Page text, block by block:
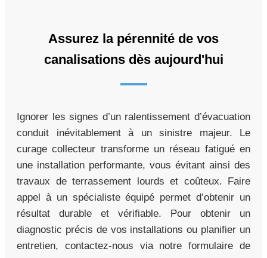
Assurez la pérennité de vos
canalisations dès aujourd'hui
Ignorer les signes d’un ralentissement d’évacuation
conduit inévitablement à un sinistre majeur. Le
curage collecteur transforme un réseau fatigué en
une installation performante, vous évitant ainsi des
travaux de terrassement lourds et coûteux. Faire
appel à un spécialiste équipé permet d’obtenir un
résultat durable et vérifiable. Pour obtenir un
diagnostic précis de vos installations ou planifier un
entretien, contactez-nous via notre formulaire de